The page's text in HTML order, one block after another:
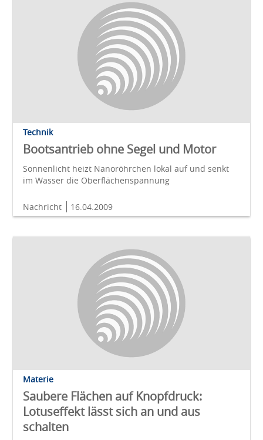
Technik
Bootsantrieb ohne Segel und Motor
Sonnenlicht heizt Nanoröhrchen lokal auf und senkt
im Wasser die Oberflächenspannung
Nachricht 16.04.2009
Materie
Saubere Flächen auf Knopfdruck:
Lotuseffekt lässt sich an und aus
schalten